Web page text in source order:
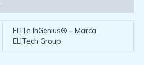
ELITe InGenius® – Marca
ELITech Group